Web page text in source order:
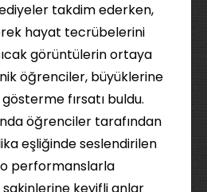
takdim ederken,
hayat tecrübelerini
görüntülerin ortaya
öğrenciler, büyüklerine
gösterme fırsatı buldu.
öğrenciler tarafından
eşliğinde seslendirilen
performanslarla